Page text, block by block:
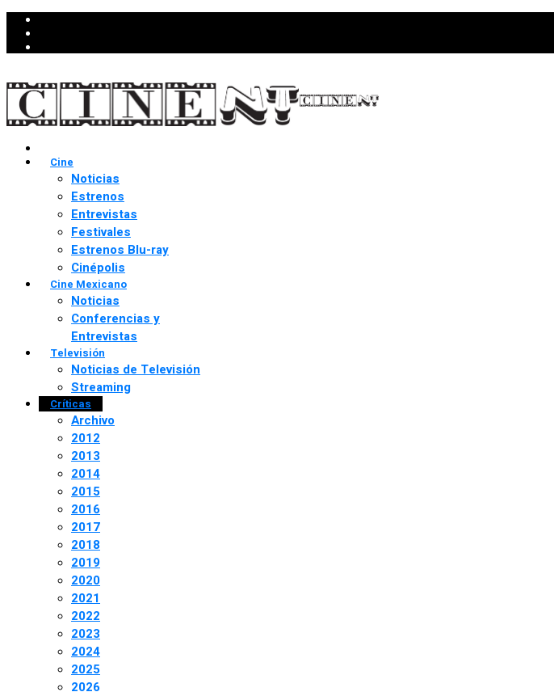
Cine
Noticias
Estrenos
Entrevistas
Festivales
Estrenos Blu-ray
Cinépolis
Cine Mexicano
Noticias
Conferencias y
Entrevistas
Televisión
Noticias de Televisión
Streaming
Críticas
Archivo
2012
2013
2014
2015
2016
2017
2018
2019
2020
2021
2022
2023
2024
2025
2026